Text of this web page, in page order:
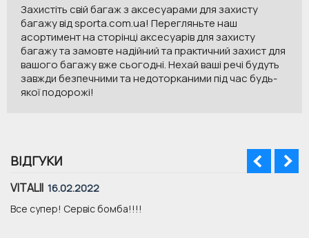
Захистіть свій багаж з аксесуарами для захисту
багажу від sporta.com.ua! Перегляньте наш
асортимент на сторінці аксесуарів для захисту
багажу та замовте надійний та практичний захист для
вашого багажу вже сьогодні. Нехай ваші речі будуть
завжди безпечними та недоторканими під час будь-
якої подорожі!
ВІДГУКИ
VITALII 16.02.2022
Все супер! Сервіс бомба!!!!